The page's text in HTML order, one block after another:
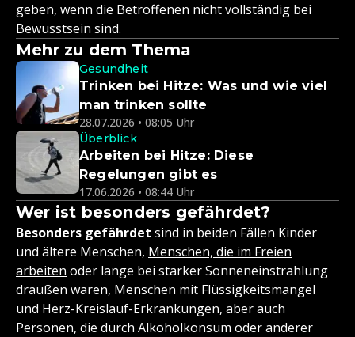
geben, wenn die Betroffenen nicht vollständig bei
Bewusstsein sind.
Mehr zu dem Thema
Gesundheit
Trinken bei Hitze: Was und wie viel
man trinken sollte
28.07.2026 • 08:05 Uhr
Überblick
Arbeiten bei Hitze: Diese
Regelungen gibt es
17.06.2026 • 08:44 Uhr
Wer ist besonders gefährdet?
Besonders gefährdet sind in beiden Fällen Kinder
und ältere Menschen, Menschen, die im Freien
arbeiten oder lange bei starker Sonneneinstrahlung
draußen waren, Menschen mit Flüssigkeitsmangel
und Herz-Kreislauf-Erkrankungen, aber auch
Personen, die durch Alkoholkonsum oder anderer